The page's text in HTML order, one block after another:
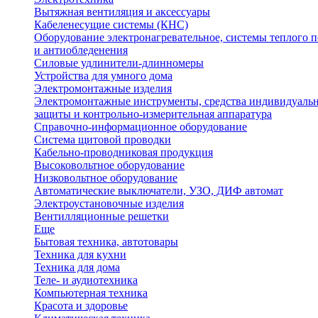
Вытяжная вентиляция и аксессуары
Кабеленесущие системы (КНС)
Оборудование электронагревательное, системы теплого
и антиобледенения
Силовые удлинители-длинномеры
Устройства для умного дома
Электромонтажные изделия
Электромонтажные инструменты, средства
защиты и контрольно-измерительная аппаратура
Справочно-информационное оборудование
Система щитовой проводки
Кабельно-проводниковая продукция
Высоковольтное оборудование
Низковольтное оборудование
Автоматические выключатели, УЗО, ДИФ автомат
Электроустановочные изделия
Вентилляционные решетки
Еще
Бытовая техника, автотовары
Техника для кухни
Техника для дома
Теле- и аудиотехника
Компьютерная техника
Красота и здоровье